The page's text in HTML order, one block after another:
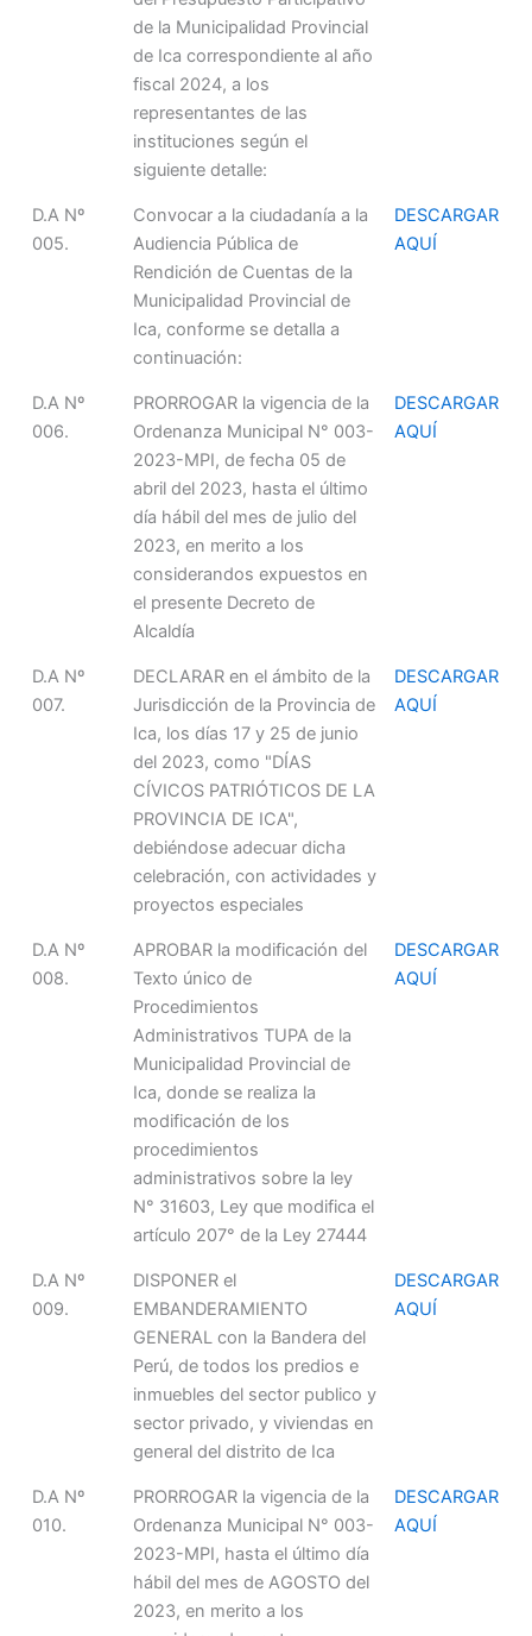
de la Municipalidad Provincial
de Ica correspondiente al año
fiscal 2024, a los
representantes de las
instituciones según el
siguiente detalle:
D.A Nº
005.
Convocar a la ciudadanía a la
Audiencia Pública de
Rendición de Cuentas de la
Municipalidad Provincial de
Ica, conforme se detalla a
continuación:
DESCARGAR
AQUÍ
D.A Nº
006.
PRORROGAR la vigencia de la
Ordenanza Municipal N° 003-
2023-MPI, de fecha 05 de
abril del 2023, hasta el último
día hábil del mes de julio del
2023, en merito a los
considerandos expuestos en
el presente Decreto de
Alcaldía
DESCARGAR
AQUÍ
D.A Nº
007.
DECLARAR en el ámbito de la
Jurisdicción de la Provincia de
Ica, los días 17 y 25 de junio
del 2023, como "DÍAS
CÍVICOS PATRIÓTICOS DE LA
PROVINCIA DE ICA",
debiéndose adecuar dicha
celebración, con actividades y
proyectos especiales
DESCARGAR
AQUÍ
D.A Nº
008.
APROBAR la modificación del
Texto único de
Procedimientos
Administrativos TUPA de la
Municipalidad Provincial de
Ica, donde se realiza la
modificación de los
procedimientos
administrativos sobre la ley
N° 31603, Ley que modifica el
artículo 207° de la Ley 27444
DESCARGAR
AQUÍ
D.A Nº
009.
DISPONER el
EMBANDERAMIENTO
GENERAL con la Bandera del
Perú, de todos los predios e
inmuebles del sector publico y
sector privado, y viviendas en
general del distrito de Ica
DESCARGAR
AQUÍ
D.A Nº
010.
PRORROGAR la vigencia de la
Ordenanza Municipal N° 003-
2023-MPI, hasta el último día
hábil del mes de AGOSTO del
2023, en merito a los
DESCARGAR
AQUÍ